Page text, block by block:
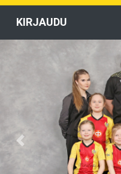
KIRJAUDU
Previous